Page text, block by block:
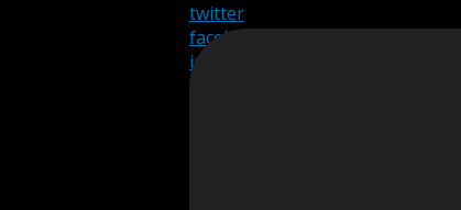
twitter
facebook
instagram
youtube